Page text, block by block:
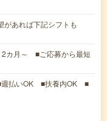
あれば下記シフトも
2カ月～ ■ご応募から最短
週払いOK ■扶養内OK ■